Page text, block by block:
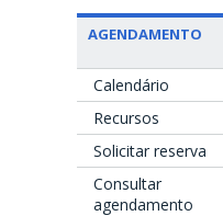
AGENDAMENTO
Calendário
Recursos
Solicitar reserva
Consultar
agendamento